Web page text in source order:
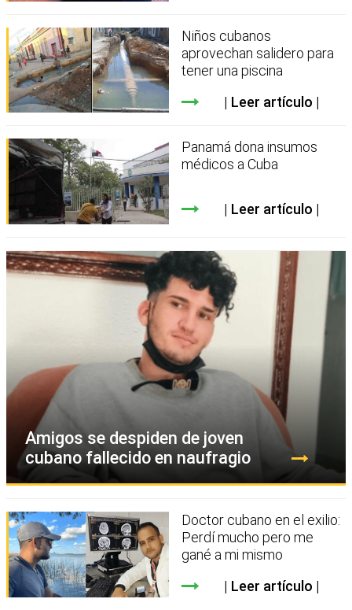
Niños cubanos
aprovechan salidero para
tener una piscina
Leer artículo
Panamá dona insumos
médicos a Cuba
Leer artículo
Amigos se despiden de joven
cubano fallecido en naufragio
Doctor cubano en el exilio:
Perdí mucho pero me
gané a mi mismo
Leer artículo